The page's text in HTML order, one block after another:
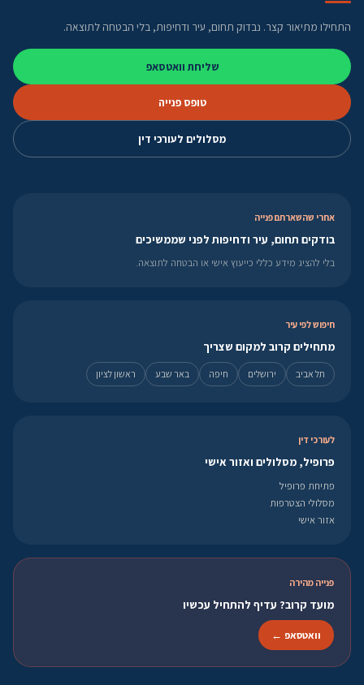
התחילו מתיאור קצר. נבדוק תחום, עיר ודחיפות, בלי הבטחה לתוצאה.
שליחת וואטסאפ
טופס פנייה
מסלולים לעורכי דין
אחרי שהשארתם פנייה
בודקים תחום, עיר ודחיפות לפני שממשיכים
בלי להציג מידע כללי כייעוץ אישי או הבטחה לתוצאה.
חיפוש לפי עיר
מתחילים קרוב למקום שצריך
תל אביב ירושלים חיפה באר שבע ראשון לציון
לעורכי דין
פרופיל, מסלולים ואזור אישי
פתיחת פרופיל
מסלולי הצטרפות
אזור אישי
פנייה מהירה
מועד קרוב? עדיף להתחיל עכשיו
וואטסאפ ←